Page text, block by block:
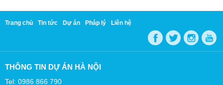
Trang chủ Tin tức Dự án Pháp lý Liên hệ
THÔNG TIN DỰ ÁN HÀ NỘI
Tel: 0986 866 790